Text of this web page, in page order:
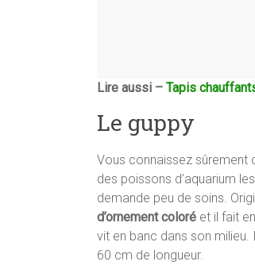
Lire aussi – Tapis
Le guppy
Vous connaissez sûrement
des poissons d’aquarium
demande peu de soins.
d’ornement coloré et il fait
vit en banc dans son milieu.
60 cm de longueur.